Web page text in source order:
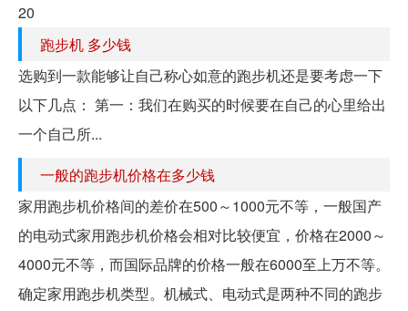
20
跑步机 多少钱
选购到一款能够让自己称心如意的跑步机还是要考虑一下
以下几点： 第一：我们在购买的时候要在自己的心里给出
一个自己所...
一般的跑步机价格在多少钱
家用跑步机价格间的差价在500～1000元不等，一般国产
的电动式家用跑步机价格会相对比较便宜，价格在2000～
4000元不等，而国际品牌的价格一般在6000至上万不等。
确定家用跑步机类型。机械式、电动式是两种不同的跑步